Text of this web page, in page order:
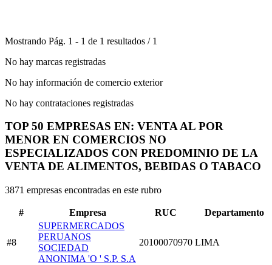
Mostrando Pág. 1 - 1 de 1 resultados / 1
No hay marcas registradas
No hay información de comercio exterior
No hay contrataciones registradas
TOP 50 EMPRESAS EN: VENTA AL POR
MENOR EN COMERCIOS NO
ESPECIALIZADOS CON PREDOMINIO DE LA
VENTA DE ALIMENTOS, BEBIDAS O TABACO
3871 empresas encontradas en este rubro
# Empresa RUC Departamento
#8
SUPERMERCADOS
PERUANOS
SOCIEDAD
ANONIMA 'O ' S.P. S.A
20100070970 LIMA